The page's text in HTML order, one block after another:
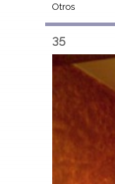
Otros
35